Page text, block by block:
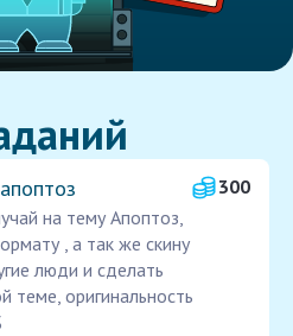
300
на тему Апоптоз,
, а так же скину
люди и сделать
теме, оригинальность